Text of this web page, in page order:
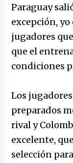
Paraguay
excepción,
jugadores
que el
condiciones
Los
preparados
rival y
excelente,
selección